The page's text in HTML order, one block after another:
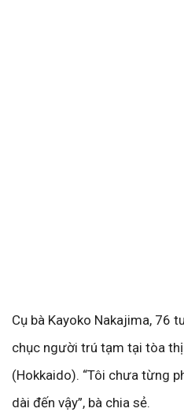
Cụ bà Kayoko Nakajima, 76
chục người trú tạm tại tòa
(Hokkaido). “Tôi chưa từng
dài đến vậy”, bà chia sẻ.